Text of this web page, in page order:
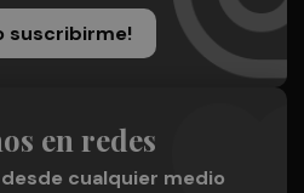
suscribirme!
en redes
cualquier medio